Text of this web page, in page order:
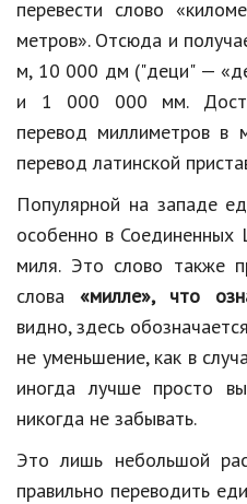
перевести слово
метров». Отсюда и
м, 10 000 дм ("деци" —
и 1 000 000 мм.
перевод миллиметров в
перевод латинской
Популярной на западе
особенно в Соединенных
миля. Это слово также
слова «милле», что
видно, здесь
не уменьшение, как в
иногда лучше просто
никогда не забывать.
Это лишь небольшой
правильно переводить